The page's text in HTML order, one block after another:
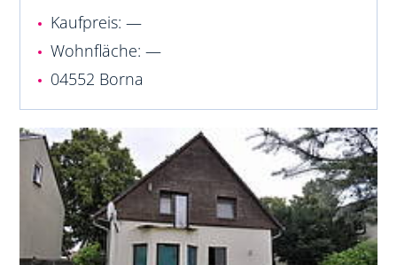
Kaufpreis: —
Wohnfläche: —
04552 Borna